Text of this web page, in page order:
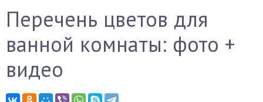
Перечень цветов для
ванной комнаты: фото +
видео